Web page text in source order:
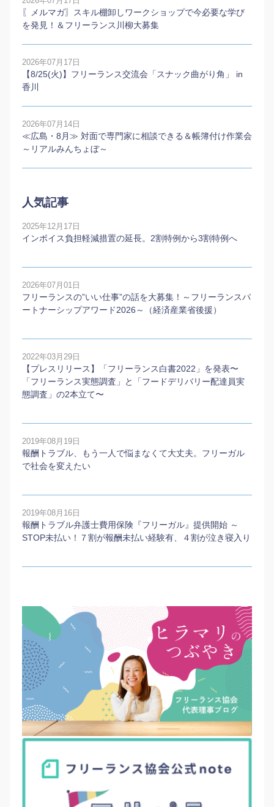
〖メルマガ〗スキル棚卸しワークショップで今必要な学び
を発見！＆フリーランス川柳大募集
2026年07月17日
【8/25(火)】フリーランス交流会「スナック曲がり角」 in
香川
2026年07月14日
≪広島・8月≫ 対面で専門家に相談できる＆帳簿付け作業会
～リアルみんちょぼ～
人気記事
2025年12月17日
インボイス負担軽減措置の延長。2割特例から3割特例へ
2026年07月01日
フリーランスの”いい仕事”の話を大募集！～フリーランスパ
ートナーシップアワード2026～（経済産業省後援）
2022年03月29日
【プレスリリース】「フリーランス白書2022」を発表〜
「フリーランス実態調査」と「フードデリバリー配達員実
態調査」の2本⽴て〜
2019年08月19日
報酬トラブル、もう一人で悩まなくて大丈夫。フリーガル
で社会を変えたい
2019年08月16日
報酬トラブル弁護士費用保険『フリーガル』提供開始 ～
STOP未払い！７割が報酬未払い経験有、４割が泣き寝入り